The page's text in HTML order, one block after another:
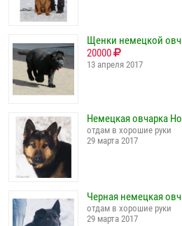
Щенки немецкой
20000
13 апреля 2017
Немецкая овчарка
отдам в хорошие руки
29 марта 2017
Черная немецкая
отдам в хорошие руки
29 марта 2017